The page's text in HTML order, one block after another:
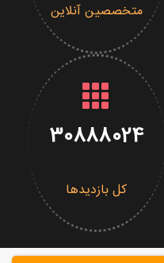
متخصصین آنلاین
30888024
کل بازدیدها